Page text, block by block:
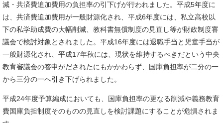
減・共済費追加費用の負担率の引下げが行われました。平成5年度に
は、共済費追加費用が一般財源化され、平成6年度には、私立高校以
下の私学助成費の大幅削減、教科書無償制度の見直し等が財政制度審
議会で検討対象とされました。平成16年度には退職手当と児童手当が
一般財源化され、平成17年秋には、現状を維持するべきだという中央
教育審議会の答申がだされたにもかかわらず、国庫負担率が二分の一
から三分の一へ引き下げられました。
平成24年度予算編成においても、国庫負担率の更なる削減や義務教育
費国庫負担制度そのものの見直しを検討課題にすることが危惧されま